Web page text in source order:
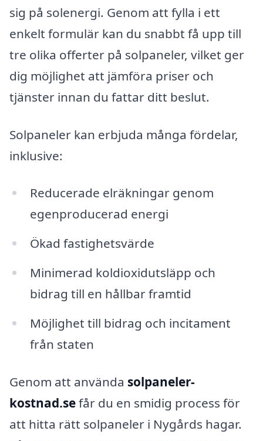
sig på solenergi. Genom att fylla i ett
enkelt formulär kan du snabbt få upp till
tre olika offerter på solpaneler, vilket ger
dig möjlighet att jämföra priser och
tjänster innan du fattar ditt beslut.
Solpaneler kan erbjuda många fördelar,
inklusive:
Reducerade elräkningar genom
egenproducerad energi
Ökad fastighetsvärde
Minimerad koldioxidutsläpp och
bidrag till en hållbar framtid
Möjlighet till bidrag och incitament
från staten
Genom att använda solpaneler-
kostnad.sefår du en smidig process för
att hitta rätt solpaneler i Nygårds hagar.